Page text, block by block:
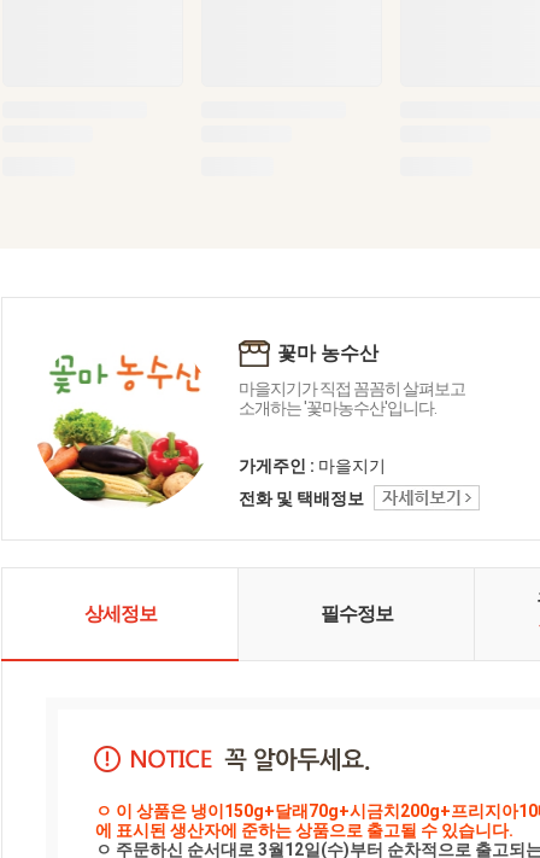
꽃마 농수산
마을지기가 직접 꼼꼼히 살펴보고
소개하는 '꽃마농수산'입니다.
가게주인 : 마을지기
전화 및 택배정보
상세정보 필수정보
ㅇ 이 상품은 냉이150g+달래70g+시금치200g+프리지아
에 표시된 생산자에 준하는 상품으로 출고될 수 있습니다.